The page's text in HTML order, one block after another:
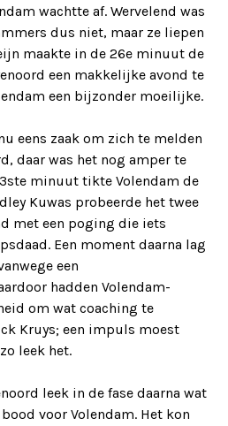
wachtte af. Wervelend was
dus niet, maar ze liepen
maakte in de 26e minuut de
een makkelijke avond te
een bijzonder moeilijke.
eens zaak om zich te melden
daar was het nog amper te
minuut tikte Volendam de
Kuwas probeerde het twee
met een poging die iets
Een moment daarna lag
een
hadden Volendam-
om wat coaching te
Kruys; een impuls moest
leek het.
leek in de fase daarna wat
voor Volendam. Het kon